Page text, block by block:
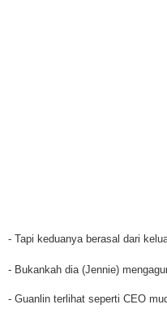
- Tapi keduanya berasal dari
- Bukankah dia (Jennie)
- Guanlin terlihat seperti CEO